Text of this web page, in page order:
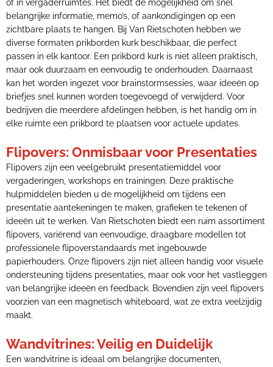
of in vergaderruimtes. Het biedt de mogelijkheid om snel
belangrijke informatie, memo’s, of aankondigingen op een
zichtbare plaats te hangen. Bij Van Rietschoten hebben we
diverse formaten prikborden kurk beschikbaar, die perfect
passen in elk kantoor. Een prikbord kurk is niet alleen praktisch,
maar ook duurzaam en eenvoudig te onderhouden. Daarnaast
kan het worden ingezet voor brainstormsessies, waar ideeën op
briefjes snel kunnen worden toegevoegd of verwijderd. Voor
bedrijven die meerdere afdelingen hebben, is het handig om in
elke ruimte een prikbord te plaatsen voor actuele updates.
Flipovers: Onmisbaar voor Presentaties
Flipovers zijn een veelgebruikt presentatiemiddel voor
vergaderingen, workshops en trainingen. Deze praktische
hulpmiddelen bieden u de mogelijkheid om tijdens een
presentatie aantekeningen te maken, grafieken te tekenen of
ideeën uit te werken. Van Rietschoten biedt een ruim assortiment
flipovers, variërend van eenvoudige, draagbare modellen tot
professionele flipoverstandaards met ingebouwde
papierhouders. Onze flipovers zijn niet alleen handig voor visuele
ondersteuning tijdens presentaties, maar ook voor het vastleggen
van belangrijke ideeën en feedback. Bovendien zijn veel flipovers
voorzien van een magnetisch whiteboard, wat ze extra veelzijdig
maakt.
Wandvitrines: Veilig en Duidelijk
Een wandvitrine is ideaal om belangrijke documenten,